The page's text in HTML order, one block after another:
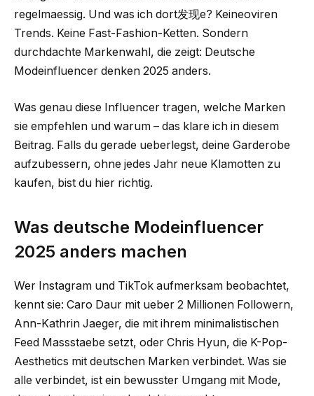
regelmaessig. Und was ich dort发现e? Keineoviren
Trends. Keine Fast-Fashion-Ketten. Sondern
durchdachte Markenwahl, die zeigt: Deutsche
Modeinfluencer denken 2025 anders.
Was genau diese Influencer tragen, welche Marken
sie empfehlen und warum – das klare ich in diesem
Beitrag. Falls du gerade ueberlegst, deine Garderobe
aufzubessern, ohne jedes Jahr neue Klamotten zu
kaufen, bist du hier richtig.
Was deutsche Modeinfluencer
2025 anders machen
Wer Instagram und TikTok aufmerksam beobachtet,
kennt sie: Caro Daur mit ueber 2 Millionen Followern,
Ann-Kathrin Jaeger, die mit ihrem minimalistischen
Feed Massstaebe setzt, oder Chris Hyun, die K-Pop-
Aesthetics mit deutschen Marken verbindet. Was sie
alle verbindet, ist ein bewusster Umgang mit Mode,